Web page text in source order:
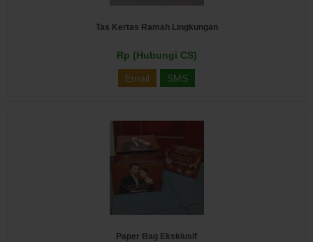
Tas Kertas Ramah Lingkungan
Rp (Hubungi CS)
Email SMS
Paper Bag Eksklusif